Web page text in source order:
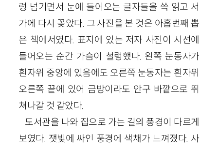
렁 넘기면서 눈에 들어오는 글자들을 쓱 읽고 서
가에 다시 꽂았다. 그 사진을 본 것은 아홉번째 뽑
은 책에서였다. 표지에 있는 저자 사진이 시선에
들어오는 순간 가슴이 철렁했다. 왼쪽 눈동자가
흰자위 중앙에 있음에도 오른쪽 눈동자는 흰자위
오른쪽 끝에 있어 금방이라도 안구 바깥으로 뛰
쳐나갈 것 같았다.
도서관을 나와 집으로 가는 길의 풍경이 다르게
보였다. 잿빛에 싸인 풍경에 색채가 느껴졌다. 사